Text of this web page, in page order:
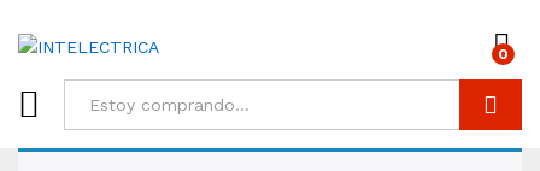
0
Buscar